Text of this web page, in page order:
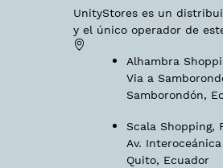
UnityStores es un
y el único operador de
Alhambra
Via a
Samborondón,
Scala Shopping,
Av.
Quito, Ecuador